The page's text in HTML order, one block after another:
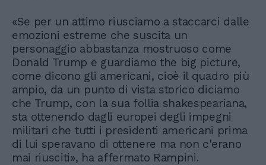
«Se per un attimo riusciamo a staccarci dalle
emozioni estreme che suscita un
personaggio abbastanza mostruoso come
Donald Trump e guardiamo the big picture,
come dicono gli americani, cioè il quadro più
ampio, da un punto di vista storico diciamo
che Trump, con la sua follia shakespeariana,
sta ottenendo dagli europei degli impegni
militari che tutti i presidenti americani prima
di lui speravano di ottenere ma non c'erano
mai riusciti», ha affermato Rampini.